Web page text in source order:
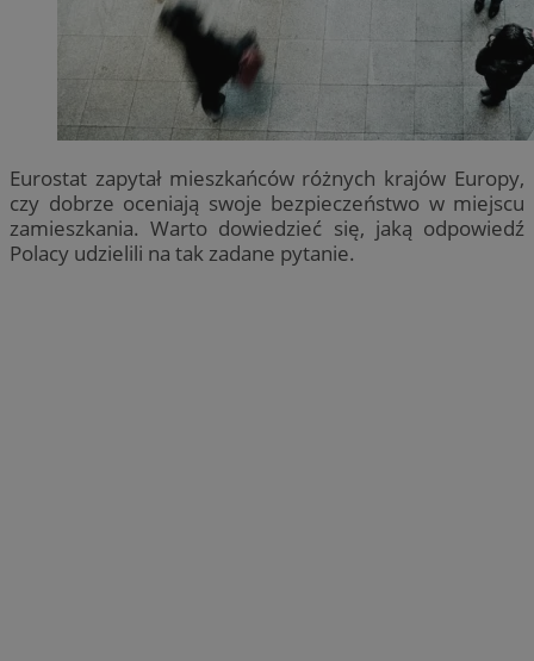
Eurostat zapytał mieszkańców różnych krajów Europy,
czy dobrze oceniają swoje bezpieczeństwo w miejscu
zamieszkania. Warto dowiedzieć się, jaką odpowiedź
Polacy udzielili na tak zadane pytanie.